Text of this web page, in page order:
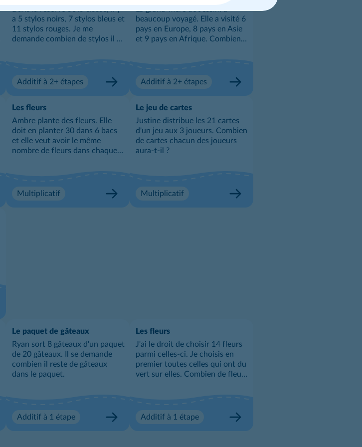
a 5 stylos noirs, 7 stylos bleus et
11 stylos rouges. Je me
demande combien de stylos il y
Additif à 2+ étapes
beaucoup voyagé. Elle a visité 6
pays en Europe, 8 pays en Asie
et 9 pays en Afrique. Combien
Additif à 2+ étapes
Les fleurs
Ambre plante des fleurs. Elle
doit en planter 30 dans 6 bacs
et elle veut avoir le même
nombre de fleurs dans chaque
Multiplicatif
Le jeu de cartes
Justine distribue les 21 cartes
d'un jeu aux 3 joueurs. Combien
de cartes chacun des joueurs
aura-t-il ?
Multiplicatif
Le paquet de gâteaux
Ryan sort 8 gâteaux d'un paquet
de 20 gâteaux. Il se demande
combien il reste de gâteaux
dans le paquet.
Additif à 1 étape
Les fleurs
J'ai le droit de choisir 14 fleurs
parmi celles-ci. Je choisis en
premier toutes celles qui ont du
vert sur elles. Combien de fleurs
Additif à 1 étape